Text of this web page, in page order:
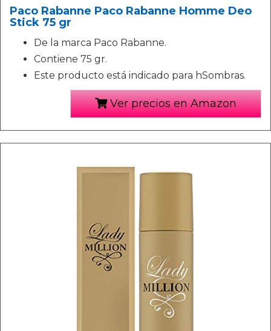
Paco Rabanne Paco Rabanne Homme Deo
Stick 75 gr
De la marca Paco Rabanne.
Contiene 75 gr.
Este producto está indicado para hSombras.
Ver precios en Amazon